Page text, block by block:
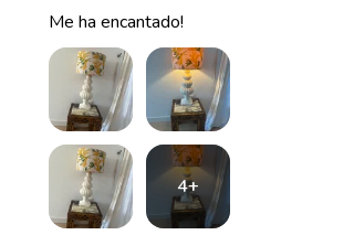
Me ha encantado!
4+